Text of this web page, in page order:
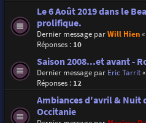
Le 6 Août 2019 dans le
prolifique.
Dernier message parWill Hien«
Réponses : 10
Saison 2008...et avant -
Dernier message par Eric Tarrit«
Réponses : 12
Ambiances d'avril & Nuit
Occitanie